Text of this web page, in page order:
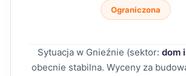
Ograniczona
Sytuacja w Gnieźnie (sektor: dom
obecnie stabilna. Wyceny za